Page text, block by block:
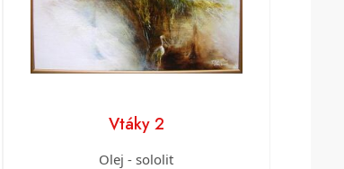
Vtáky 2
Olej - sololit